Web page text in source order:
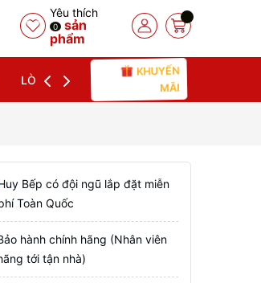
Yêu thích
0
sản
phẩm
LÒ NƯỚNG LÒ VI SÓNG
KHUYẾN
MÃI
Bếp có đội ngũ lắp đặt miễn
Toàn Quốc
hành chính hãng (Nhân viên
tới tận nhà)